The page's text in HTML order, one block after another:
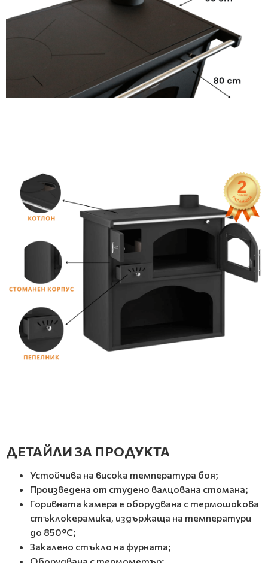
ДЕТАЙЛИ ЗА ПРОДУКТА
Устойчива на висока температура боя;
Произведена от студено валцoвана стомана;
Горивната камера е оборудвана с термошокова
стъклокерамика, издържаща на температури
до 850°C;
Закалено стъкло на фурната;